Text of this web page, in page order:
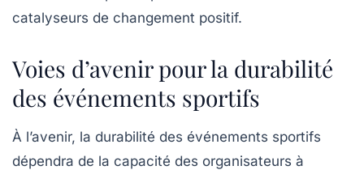
catalyseurs de changement positif.
Voies d’avenir pour la durabilité
des événements sportifs
À l’avenir, la durabilité des événements sportifs
dépendra de la capacité des organisateurs à